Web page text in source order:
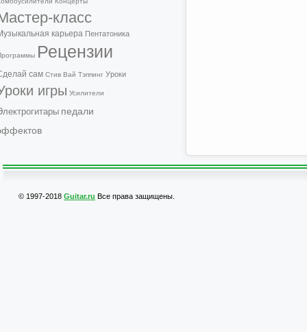
класс
карьера Пентатоника
Рецензии
сам Стив Вай Тэппинг Уроки
игры Усилители
педали
© 1997-2018 Guitar.ru Все права защищены.